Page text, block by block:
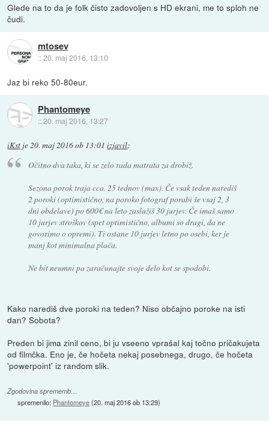
Glede na to da je folk čisto zadovoljen s HD ekrani, me to sploh ne
čudi.
mtosev
::20. maj 2016, 13:10
Jaz bi reko 50-80eur.
Phantomeye
::20. maj 2016, 13:27
iKst je20. maj 2016 ob 13:01 izjavil:
Očitno dva taka, ki se zelo rada matrata za drobiž.
Sezona porok traja cca. 25 tednov (max). Če vsak teden narediš
2 poroki (optimistično, na poroko fotograf porabi še vsaj 2, 3
dni obdelave) po 600€ na leto zaslužiš 30 jurjev. Če imaš samo
10 jurjev stroškov (spet optimistično, albumi so dragi, da ne
govorimo o opremi). Ti ostane 10 jurjev letno po osebi, ker je
manj kot minimalna plača.
Ne bit neumni pa zaračunajte svoje delo kot se spodobi.
Kako narediš dve poroki na teden? Niso občajno poroke na isti
dan? Sobota?
Preden bi jima zinil ceno, bi ju vseeno vprašal kaj točno pričakujeta
od filmčka. Eno je, če hočeta nekaj posebnega, drugo, če hočeta
'powerpoint' iz random slik.
Zgodovina sprememb…
spremenilo: Phantomeye(20. maj 2016 ob 13:29)